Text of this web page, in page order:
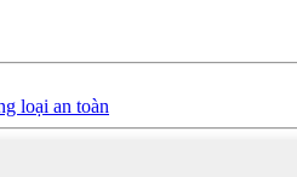
loại an toàn